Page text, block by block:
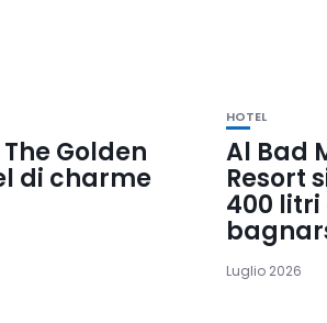
Golden
di charme
HOTEL
Al Bad
Resort
400 litri
Luglio 2026